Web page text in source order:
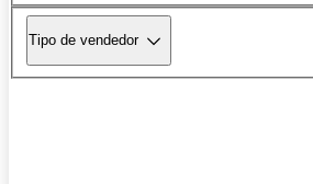
Tipo de vendedor